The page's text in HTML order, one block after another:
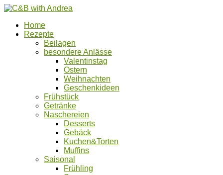
Home
Rezepte
Beilagen
besondere Anlässe
Valentinstag
Ostern
Weihnachten
Geschenkideen
Frühstück
Getränke
Naschereien
Desserts
Gebäck
Kuchen&Torten
Muffins
Saisonal
Frühling